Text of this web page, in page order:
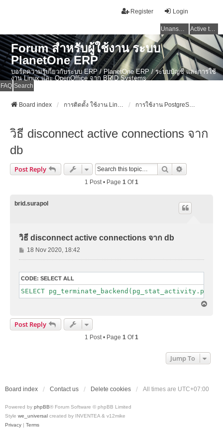
Login
Register
Unanswered topics Active topics
Forum สำหรับผู้ใช้งาน ระบบ
PlanetOne ERP
บอร์ดความรู้เกี่ยวกับระบบ ERP / PlanetOne ERP / ระบบบัญชี และการใช้
งาน Linux และ OpenOffice จาก BRID Systems
FAQ Search
Board index การติดตั้ง ใช้งาน Linux, OSX และ OpenSource Softwares การใช้งาน PostgreSQL
วิธี disconnect active connections จาก
db
Post Reply Search
1 Post • Page 1 Of1
brid.surapol
วิธี disconnect active connections จาก db
P
o
t
18 Nov 2020, 18:42
CODE: SELECT ALL
SELECT pg_terminate_backend(pg_stat_activity.pid)
Post Reply
1 Post • Page 1 Of1
Jump To
Board index Contact us Delete cookies All times are UTC+07:00
Powered by phpBB® Forum Software © phpBB Limited
Style we_universal created by INVENTEA & v12mike
Privacy
Terms